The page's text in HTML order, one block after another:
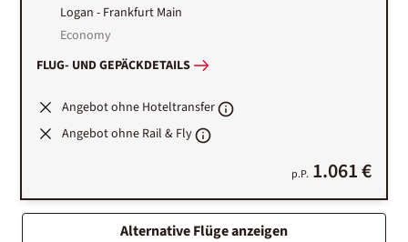
Logan - Frankfurt Main
Economy
FLUG- UND GEPÄCKDETAILS
Angebot ohne Hoteltransfer
Angebot ohne Rail & Fly
p.P. 1.061 €
Alternative Flüge anzeigen